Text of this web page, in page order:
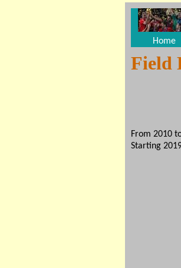
Home
Field
From 2010
Starting